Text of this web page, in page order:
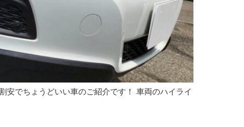
でちょうどいい車のご紹介です！ 車両のハイライ